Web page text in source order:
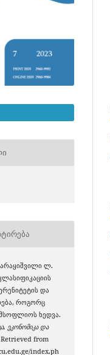
ლ.
და
როგორც
ხედვა.
ეკონომიკა და
from
index.ph